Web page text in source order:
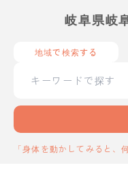
岐阜県岐
地域で検索する
「身体を動かしてみると、